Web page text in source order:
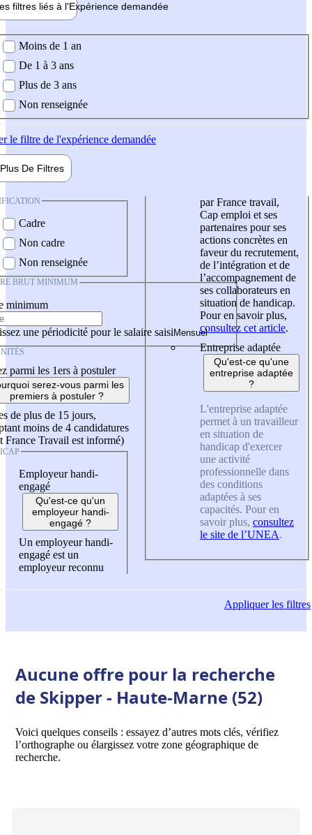
filtres liés à l'Expérience demandée
demandée
Moins de 1 an
De 1 à 3 ans
Plus de 3 ans
Non renseignée
le filtre de l'expérience demandée
Plus De Filtres
Cadre
Non cadre
Non renseignée
BRUT MINIMUM
minimum
une périodicité pour le salaire saisi
parmi les 1ers à postuler
serez-vous parmi les
premiers à postuler ?
de plus de 15 jours,
moins de 4 candidatures
France Travail est informé)
Employeur handi-
engagé
Qu'est-ce qu'un
employeur handi-
engagé ?
Un employeur handi-
engagé est un
employeur reconnu
par France travail,
Cap emploi et ses
partenaires pour ses
actions concrètes en
faveur du recrutement,
de l’intégration et de
l’accompagnement de
ses collaborateurs en
situation de handicap.
Pour en savoir plus,
consultez cet article.
Entreprise adaptée
Qu'est-ce qu'une
entreprise adaptée
?
L'entreprise adaptée
permet à un travailleur
en situation de
handicap d'exercer
une activité
professionnelle dans
des conditions
adaptées à ses
capacités. Pour en
savoir plus, consultez
le site de l’UNEA.
Appliquerles filtres
Aucune offre pour la recherche
de Skipper - Haute-Marne (52)
Voici quelques conseils : essayez d’autres mots clés, vérifiez
l’orthographe ou élargissez votre zone géographique de
recherche.